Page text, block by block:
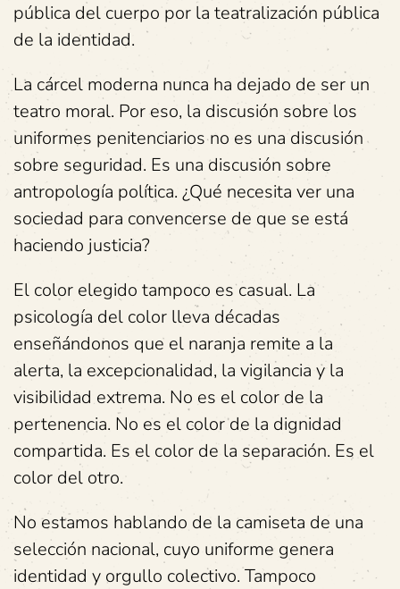
pública del cuerpo por la teatralización pública
de la identidad.
La cárcel moderna nunca ha dejado de ser un
teatro moral. Por eso, la discusión sobre los
uniformes penitenciarios no es una discusión
sobre seguridad. Es una discusión sobre
antropología política. ¿Qué necesita ver una
sociedad para convencerse de que se está
haciendo justicia?
El color elegido tampoco es casual. La
psicología del color lleva décadas
enseñándonos que el naranja remite a la
alerta, la excepcionalidad, la vigilancia y la
visibilidad extrema. No es el color de la
pertenencia. No es el color de la dignidad
compartida. Es el color de la separación. Es el
color del otro.
No estamos hablando de la camiseta de una
selección nacional, cuyo uniforme genera
identidad y orgullo colectivo. Tampoco